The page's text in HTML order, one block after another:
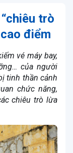
trò
điểm
vé máy bay,
của người
tinh thần cảnh
chức năng,
chiêu trò lừa